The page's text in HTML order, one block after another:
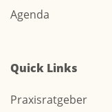
Agenda
Quick Links
Praxisratgeber